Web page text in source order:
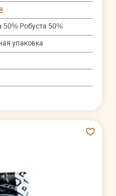
50% Робуста 50%
упаковка